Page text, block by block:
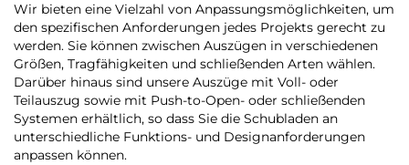
Wir bieten eine Vielzahl von Anpassungsmöglichkeiten, um
den spezifischen Anforderungen jedes Projekts gerecht zu
werden. Sie können zwischen Auszügen in verschiedenen
Größen, Tragfähigkeiten und schließenden Arten wählen.
Darüber hinaus sind unsere Auszüge mit Voll- oder
Teilauszug sowie mit Push-to-Open- oder schließenden
Systemen erhältlich, so dass Sie die Schubladen an
unterschiedliche Funktions- und Designanforderungen
anpassen können.